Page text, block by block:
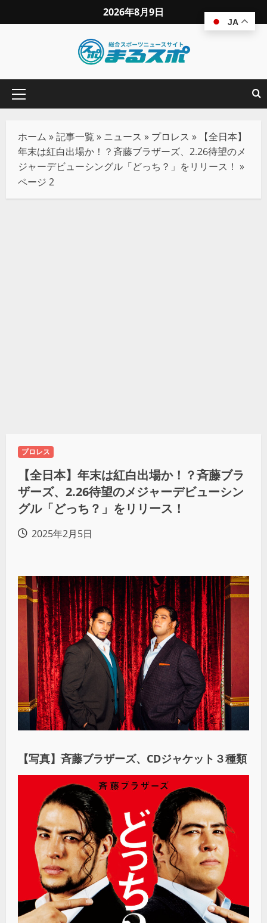
2026年8月9日
ホーム »記事一覧 » ニュース » プロレス »
【全日本】
年末は紅白出場か！？斉藤ブラザーズ、2.26待望のメ
ジャーデビューシングル「どっち？」をリリース！ »
ページ 2
プロレス
【全日本】年末は紅白出場か！？斉藤ブラ
ザーズ、2.26待望のメジャーデビューシン
グル「どっち？」をリリース！
2025年2月5日
【写真】斉藤ブラザーズ、CDジャケット３種類
JA